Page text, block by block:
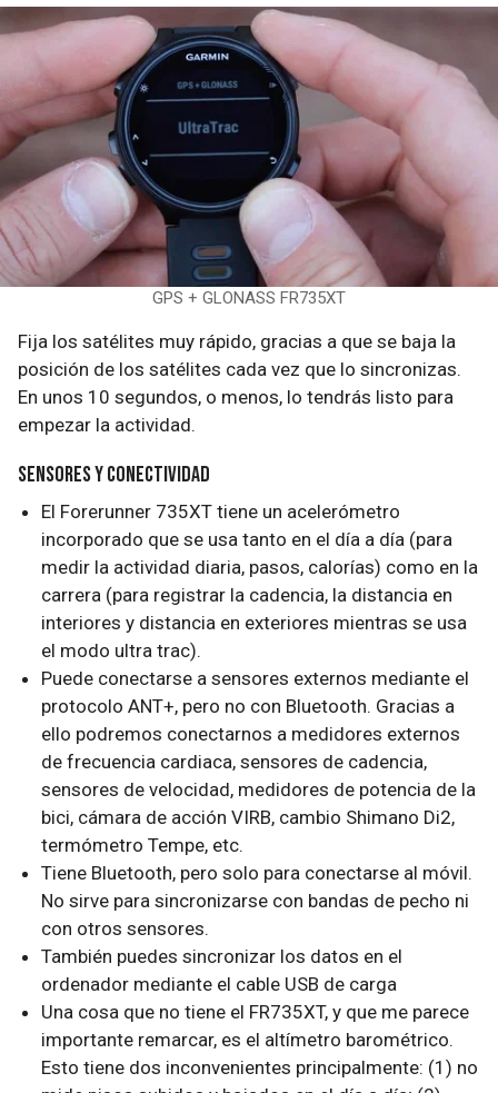
GPS + GLONASS FR735XT
Fija los satélites muy rápido, gracias a que se baja la
posición de los satélites cada vez que lo sincronizas.
En unos 10 segundos, o menos, lo tendrás listo para
empezar la actividad.
Sensores y conectividad
El Forerunner 735XT tiene un acelerómetro
incorporado que se usa tanto en el día a día (para
medir la actividad diaria, pasos, calorías) como en la
carrera (para registrar la cadencia, la distancia en
interiores y distancia en exteriores mientras se usa
el modo ultra trac).
Puede conectarse a sensores externos mediante el
protocolo ANT+, pero no con Bluetooth. Gracias a
ello podremos conectarnos a medidores externos
de frecuencia cardiaca, sensores de cadencia,
sensores de velocidad, medidores de potencia de la
bici, cámara de acción VIRB, cambio Shimano Di2,
termómetro Tempe, etc.
Tiene Bluetooth, pero solo para conectarse al móvil.
No sirve para sincronizarse con bandas de pecho ni
con otros sensores.
También puedes sincronizar los datos en el
ordenador mediante el cable USB de carga
Una cosa que no tiene el FR735XT, y que me parece
importante remarcar, es el altímetro barométrico.
Esto tiene dos inconvenientes principalmente: (1) no